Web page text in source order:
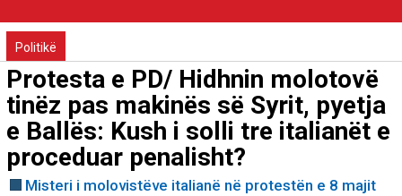
Politikë
Protesta e PD/ Hidhnin molotovë
tinëz pas makinës së Syrit, pyetja
e Ballës: Kush i solli tre italianët e
proceduar penalisht?
Misteri i molovistëve italianë në protestën e 8 majit